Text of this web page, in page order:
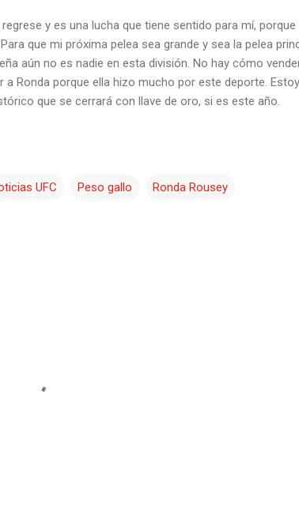
y es una lucha que tiene sentido para mí, porque
que mi próxima pelea sea grande y sea la pelea
aún no es nadie en esta división. No hay cómo
Ronda porque ella hizo mucho por este deporte. Estoy
que se cerrará con llave de oro, si es este año.
UFC Peso gallo Ronda Rousey